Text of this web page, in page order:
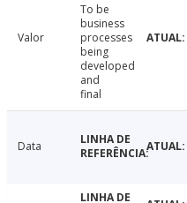
Valor
To be
business
processes
being
developed
and
final
Data